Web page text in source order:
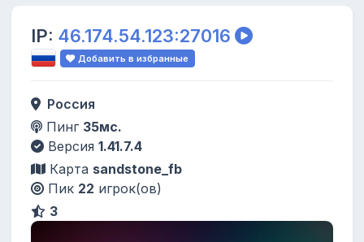
IP: 46.174.54.123:27016
Добавить в избранные
Россия
Пинг 35мс.
Версия 1.41.7.4
Карта sandstone_fb
Пик 22 игрок(ов)
3